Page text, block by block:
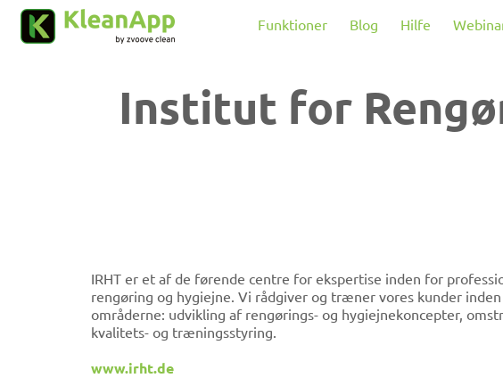
Spring til hovedindholdet
Funktioner
Blog Hilfe
Institut for
IRHT er et af de førende centre for ekspertise inden for
rengøring og hygiejne. Vi rådgiver og træner vores kunder
områderne: udvikling af rengørings- og hygiejnekoncepter,
kvalitets- og træningsstyring.
www.irht.de